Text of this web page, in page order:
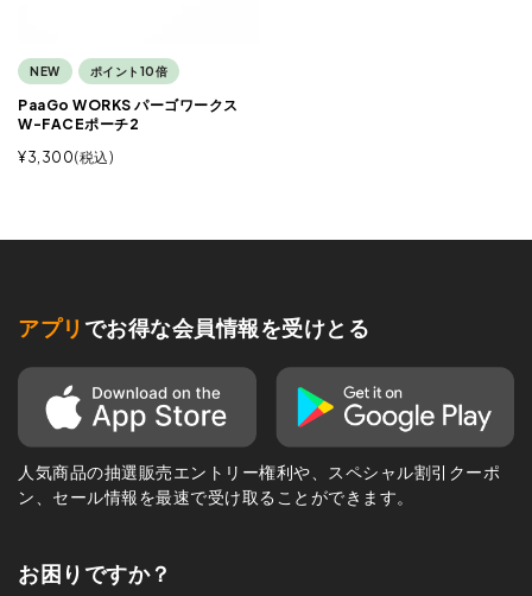
NEW ポイント10倍
PaaGo WORKS パーゴワークス
W-FACEポーチ2
¥3,300 税込
アプリ でお得な会員情報を受けとる
人気商品の抽選販売エントリー権利や、スペシャル割引クーポ
ン、セール情報を最速で受け取ることができます。
お困りですか？